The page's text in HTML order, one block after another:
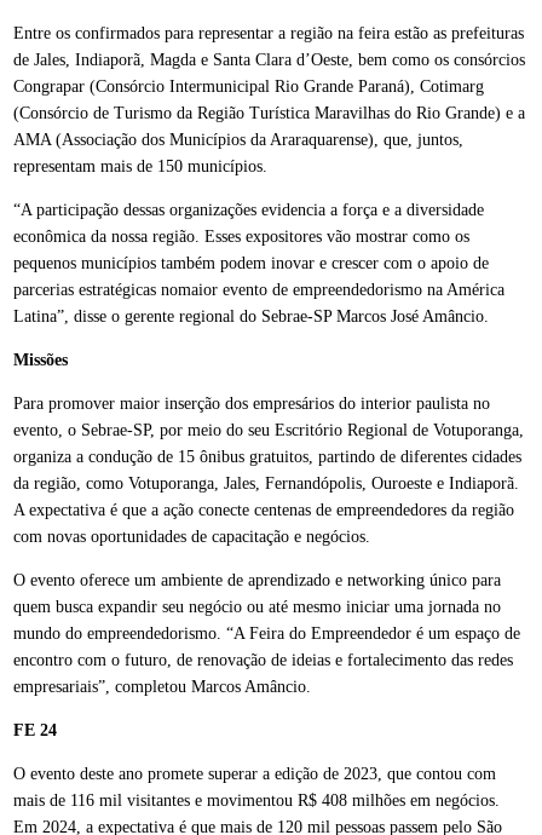
Entre os confirmados para representar a região na feira estão as prefeituras
de Jales, Indiaporã, Magda e Santa Clara d’Oeste, bem como os consórcios
Congrapar (Consórcio Intermunicipal Rio Grande Paraná), Cotimarg
(Consórcio de Turismo da Região Turística Maravilhas do Rio Grande) e a
AMA (Associação dos Municípios da Araraquarense), que, juntos,
representam mais de 150 municípios.
“A participação dessas organizações evidencia a força e a diversidade
econômica da nossa região. Esses expositores vão mostrar como os
pequenos municípios também podem inovar e crescer com o apoio de
parcerias estratégicas nomaior evento de empreendedorismo na América
Latina”, disse o gerente regional do Sebrae-SP Marcos José Amâncio.
Missões
Para promover maior inserção dos empresários do interior paulista no
evento, o Sebrae-SP, por meio do seu Escritório Regional de Votuporanga,
organiza a condução de 15 ônibus gratuitos, partindo de diferentes cidades
da região, como Votuporanga, Jales, Fernandópolis, Ouroeste e Indiaporã.
A expectativa é que a ação conecte centenas de empreendedores da região
com novas oportunidades de capacitação e negócios.
O evento oferece um ambiente de aprendizado e networking único para
quem busca expandir seu negócio ou até mesmo iniciar uma jornada no
mundo do empreendedorismo. “A Feira do Empreendedor é um espaço de
encontro com o futuro, de renovação de ideias e fortalecimento das redes
empresariais”, completou Marcos Amâncio.
FE 24
O evento deste ano promete superar a edição de 2023, que contou com
mais de 116 mil visitantes e movimentou R$ 408 milhões em negócios.
Em 2024, a expectativa é que mais de 120 mil pessoas passem pelo São